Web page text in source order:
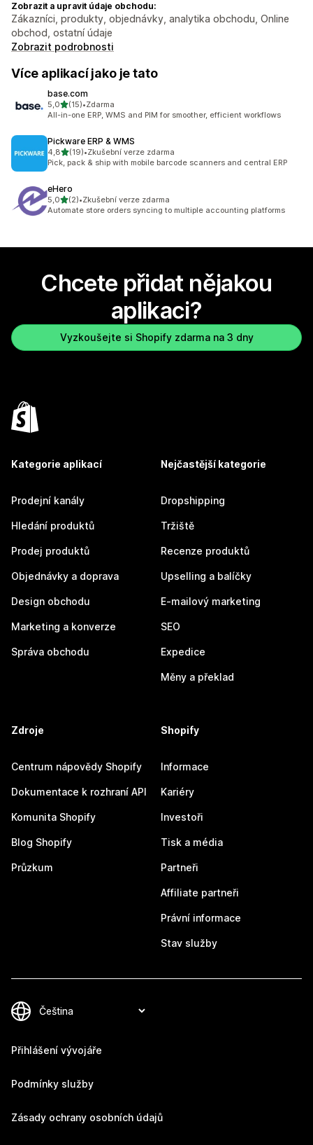
Zobrazit a upravit údaje obchodu:
Zákazníci, produkty, objednávky, analytika obchodu, Online
obchod, ostatní údaje
Zobrazit podrobnosti
Více aplikací jako je tato
base.com
5,0z 5 hvězd
(15)
Celkový počet recenzí: 15
•Zdarma
All-in-one ERP, WMS and PIM for smoother, efficient workflows
Pickware ERP & WMS
4,8z 5 hvězd
(19)
Celkový počet recenzí: 19
•Zkušební verze zdarma
Pick, pack & ship with mobile barcode scanners and central ERP
eHero
5,0z 5 hvězd
(2)
Celkový počet recenzí: 2
•Zkušební verze zdarma
Automate store orders syncing to multiple accounting platforms
Chcete přidat nějakou
aplikaci?
Vyzkoušejte si Shopify zdarma na 3 dny
Kategorie aplikací
Prodejní kanály
Hledání produktů
Prodej produktů
Objednávky a doprava
Design obchodu
Marketing a konverze
Správa obchodu
Nejčastější kategorie
Dropshipping
Tržiště
Recenze produktů
Upselling a balíčky
E-mailový marketing
SEO
Expedice
Měny a překlad
Zdroje
Centrum nápovědy Shopify
Dokumentace k rozhraní API
Komunita Shopify
Blog Shopify
Průzkum
Shopify
Informace
Kariéry
Investoři
Tisk a média
Partneři
Affiliate partneři
Právní informace
Stav služby
Přihlášení vývojáře
Podmínky služby
Zásady ochrany osobních údajů